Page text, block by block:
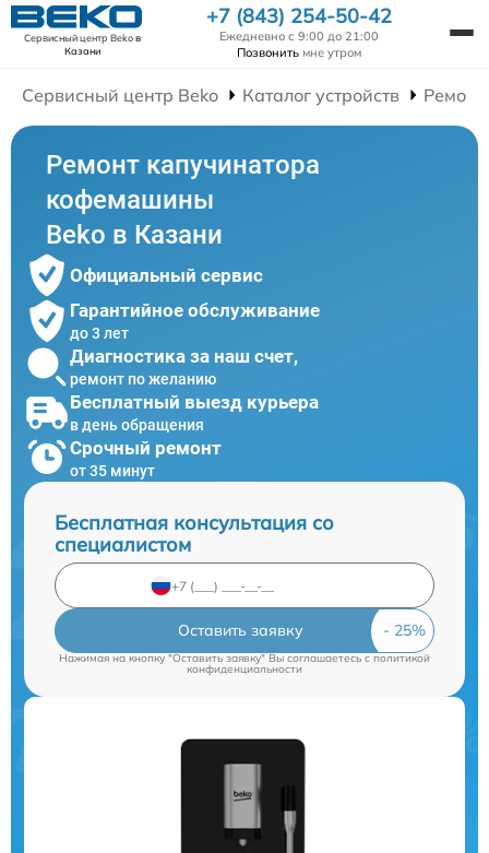
Сервисный центр Bekoв
Казани
+7 (843) 254-50-42
Ежедневно с 9:00 до 21:00
Позвонить мне утром
Сервисный центр Beko Каталог устройств
Ремонт капучинатора
кофемашины
Beko в Казани
Официальный сервис
Гарантийное обслуживание
до 3 лет
Диагностика за наш счет,
ремонт по желанию
Бесплатный выезд курьера
в день обращения
Срочный ремонт
от 35 минут
Бесплатная консультация со
специалистом
Оставить заявку
Нажимая на кнопку "Оставить заявку" Вы соглашаетесь cполитикой
конфиденциальности